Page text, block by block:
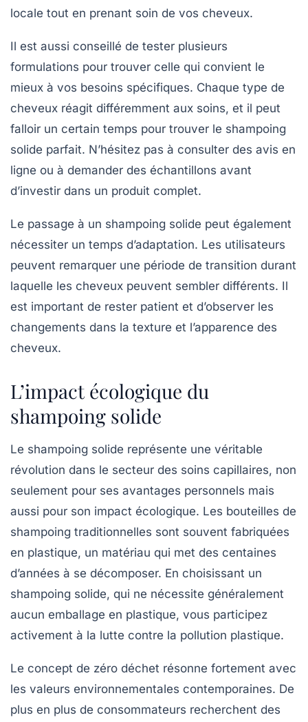
locale tout en prenant soin de vos cheveux.
Il est aussi conseillé de tester plusieurs
formulations pour trouver celle qui convient le
mieux à vos besoins spécifiques. Chaque type de
cheveux réagit différemment aux soins, et il peut
falloir un certain temps pour trouver le shampoing
solide parfait. N’hésitez pas à consulter des avis en
ligne ou à demander des échantillons avant
d’investir dans un produit complet.
Le passage à un shampoing solide peut également
nécessiter un temps d’adaptation. Les utilisateurs
peuvent remarquer une période de transition durant
laquelle les cheveux peuvent sembler différents. Il
est important de rester patient et d’observer les
changements dans la texture et l’apparence des
cheveux.
L’impact écologique du
shampoing solide
Le shampoing solide représente une véritable
révolution dans le secteur des soins capillaires, non
seulement pour ses avantages personnels mais
aussi pour son impact écologique. Les bouteilles de
shampoing traditionnelles sont souvent fabriquées
en plastique, un matériau qui met des centaines
d’années à se décomposer. En choisissant un
shampoing solide, qui ne nécessite généralement
aucun emballage en plastique, vous participez
activement à la lutte contre la pollution plastique.
Le concept de zéro déchet résonne fortement avec
les valeurs environnementales contemporaines. De
plus en plus de consommateurs recherchent des